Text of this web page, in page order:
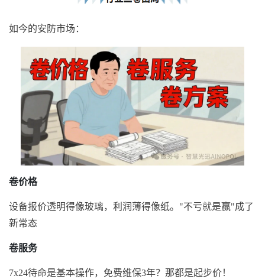
如今的安防市场：
卷价格
设备报价透明得像玻璃，利润薄得像纸。"不亏就是赢"成了
新常态
卷服务
7x24待命是基本操作，免费维保3年？那都是起步价！